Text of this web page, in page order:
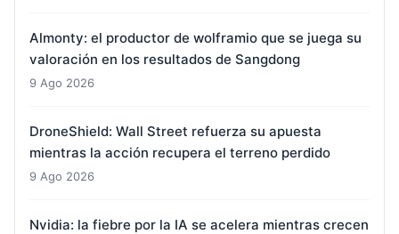
Almonty: el productor de wolframio que se juega su
valoración en los resultados de Sangdong
9 Ago 2026
DroneShield: Wall Street refuerza su apuesta
mientras la acción recupera el terreno perdido
9 Ago 2026
Nvidia: la fiebre por la IA se acelera mientras crecen